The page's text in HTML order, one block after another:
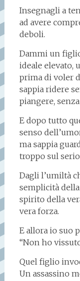
Insegnagli a
ad avere
deboli.
Dammi un
ideale elevato,
prima di voler
sappia ridere
piangere,
E dopo tutto
senso
ma sappia
troppo sul
Dagli l’umiltà
semplicità
spirito della
vera forza.
E allora io suo
“Non ho
Quel figlio
Un assassino